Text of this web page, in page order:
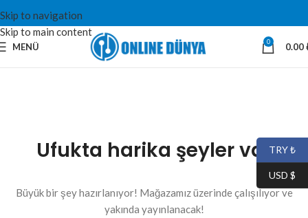
Skip to navigation
Skip to main content
MENÜ 0 0.00
Ufukta harika şeyler var
Büyük bir şey hazırlanıyor! Mağazamız üzerinde çalışılıyor ve
yakında yayınlanacak!
TRY ₺
USD $